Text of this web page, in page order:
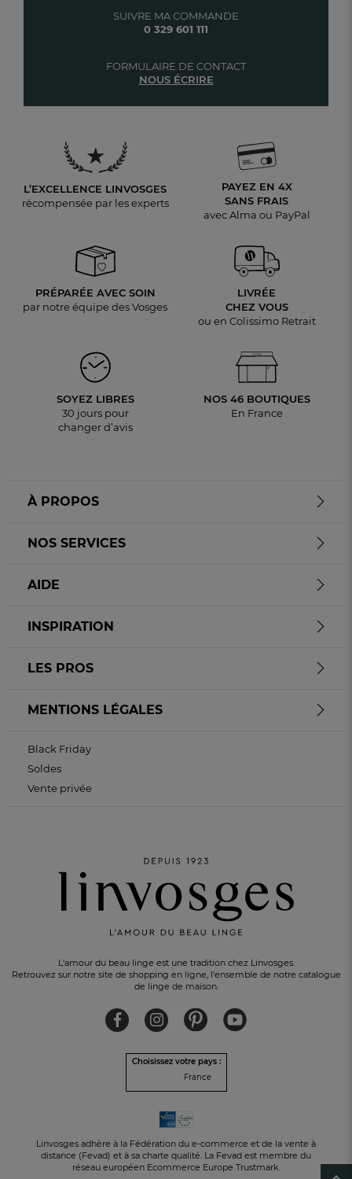
SUIVRE MA COMMANDE
0 329 601 111
FORMULAIRE DE CONTACT
NOUS ÉCRIRE
L’EXCELLENCE LINVOSGES
récompensée par les experts
PAYEZ EN 4X
SANS FRAIS
avec Alma ou PayPal
PRÉPARÉE AVEC SOIN
par notre équipe des Vosges
LIVRÉE
CHEZ VOUS
ou en Colissimo Retrait
SOYEZ LIBRES
30 jours pour
changer d’avis
NOS 46 BOUTIQUES
En France
L'amour du beau linge est une tradition chez Linvosges.
Retrouvez sur notre site de shopping en ligne, l'ensemble de notre catalogue
de linge de maison.
Choisissez votre pays :
France
Linvosges adhère à la Fédération du e-commerce et de la vente à
distance (Fevad) et à sa charte qualité. La Fevad est membre du
réseau européen Ecommerce Europe Trustmark.
À PROPOS
NOS SERVICES
AIDE
INSPIRATION
LES PROS
MENTIONS LÉGALES
Black Friday
Soldes
Vente privée